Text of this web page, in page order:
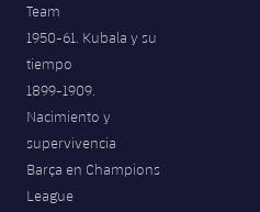
Team
1950-61. Kubala y su
tiempo
1899-1909.
Nacimiento y
supervivencia
Barça en Champions
League